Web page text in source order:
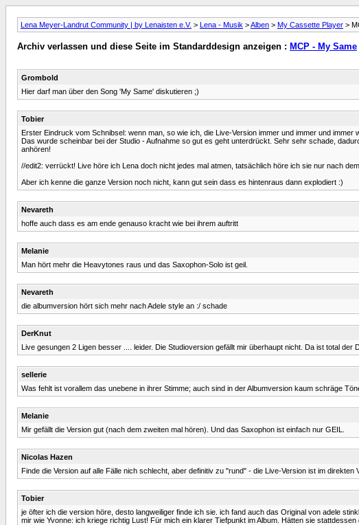
Lena Meyer-Landrut Community | by Lenaisten e.V. > Lena - Musik >Alben > My Cassette Player >
Archiv verlassen und diese Seite im Standarddesign anzeigen : MCP - My Same
Grombold
Hier darf man über den Song 'My Same' diskutieren ;)
Tobier
Erster Eindruck vom Schnibsel: wenn man, so wie ich, die Live-Version immer und immer und
Das wurde scheinbar bei der Studio - Aufnahme so gut es geht unterdrückt. Sehr sehr schade,
anhören!
//edit2: verrückt! Live höre ich Lena doch nicht jedes mal atmen, tatsächlich höre ich sie nur nach
Aber ich kenne die ganze Version noch nicht, kann gut sein dass es hintenraus dann explodiert :)
Nevareth
hoffe auch dass es am ende genauso kracht wie bei ihrem auftritt
Melanie
Man hört mehr die Heavytones raus und das Saxophon-Solo ist geil.
Nevareth
die albumversion hört sich mehr nach Adele style an :/ schade
DerKnut
Live gesungen 2 Ligen besser .... leider. Die Studioversion gefällt mir überhaupt nicht. Da ist total
sellerie
Was fehlt ist vorallem das unebene in ihrer Stimme; auch sind in der Albumversion kaum schräge
Melanie
Mir gefällt die Version gut (nach dem zweiten mal hören). Und das Saxophon ist einfach nur GEIL.
Nicolas Hazen
Finde die Version auf alle Fälle nich schlecht, aber definitiv zu "rund" - die Live-Version ist im direkten
Tobier
je öfter ich die version höre, desto langweiliger finde ich sie. ich fand auch das Original von adele
mir wie Yvonne: ich kriege richtig Lust! Für mich ein klarer Tiefpunkt im Album. Hätten sie